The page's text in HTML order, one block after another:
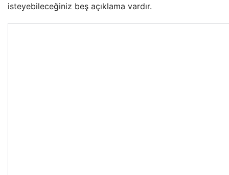
isteyebileceğiniz beş açıklama vardır.